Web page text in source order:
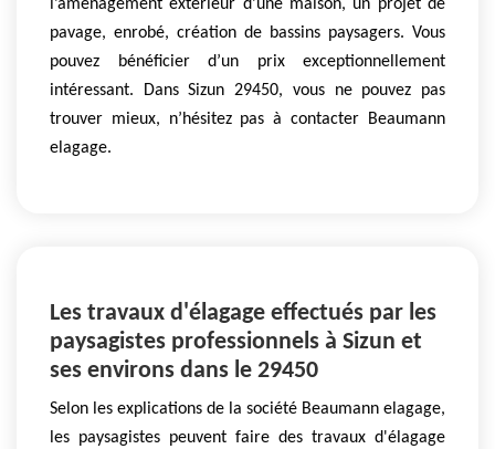
l’aménagement extérieur d’une maison, un projet de
pavage, enrobé, création de bassins paysagers. Vous
pouvez bénéficier d’un prix exceptionnellement
intéressant. Dans Sizun 29450, vous ne pouvez pas
trouver mieux, n’hésitez pas à contacter Beaumann
elagage.
Les travaux d'élagage effectués par les
paysagistes professionnels à Sizun et
ses environs dans le 29450
Selon les explications de la société Beaumann elagage,
les paysagistes peuvent faire des travaux d'élagage